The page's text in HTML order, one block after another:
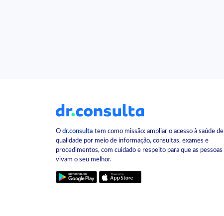
O dr.consulta tem como missão: ampliar o acesso à saúde de
qualidade por meio de informação, consultas, exames e
procedimentos, com cuidado e respeito para que as pessoas
vivam o seu melhor.